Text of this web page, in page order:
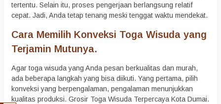
tertentu. Selain itu, proses pengerjaan berlangsung relatif
cepat. Jadi, Anda tetap tenang meski tenggat waktu mendekat.
Cara Memilih Konveksi Toga Wisuda yang
Terjamin Mutunya.
Agar toga wisuda yang Anda pesan berkualitas dan murah,
ada beberapa langkah yang bisa diikuti. Yang pertama, pilih
konveksi yang berpengalaman, pengalaman menunjukkan
kualitas produksi. Grosir Toga Wisuda Terpercaya Kota Dumai.